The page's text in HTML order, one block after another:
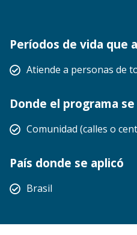
Períodos de vida que
Atiende a personas de
Donde el programa
Comunidad (calles o
País donde se aplicó
Brasil